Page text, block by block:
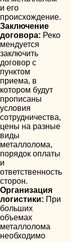
и его
происхождение.
Заключение
договора: Реко
мендуется
заключить
договор с
пунктом
приема, в
котором будут
прописаны
условия
сотрудничества,
цены на разные
виды
металлолома,
порядок оплаты
и
ответственность
сторон.
Организация
логистики: При
больших
объемах
металлолома
необходимо